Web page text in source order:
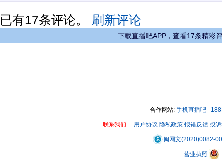
已有17条评论。 刷新评论
下载直播吧APP，查看17条精彩
合作网站: 手机直播吧
联系我们 用户协议 隐私政策 报错反馈 投
闽网文(2020)0082-
营业执照